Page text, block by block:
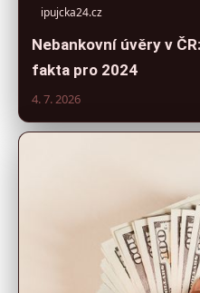
ipujcka24.cz
Nebankovní úvěry v
fakta pro 2024
4. 7. 2026